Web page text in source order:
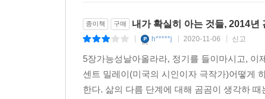
종이책 구매 내가 확실히 아는 것들, 2014년
h*****j 2020-11-06 신고
5장가능성날아올라라, 정기를 들이마시고,
센트 밀레이(미국의 시인이자 극작가)어떻게
한다. 삶의 다름 단계에 대해 곰곰이 생각하